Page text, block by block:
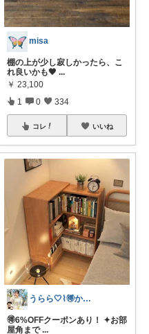
misa
棚の上が少し寂しかったら、こ
れ良いかも🖤 ...
￥ 23,100
1 0 334
コレ いいね
うらら🤍⌇🉐かわいい暮らし
🉐6%OFFクーポンあり！ ✦お部
屋角まで ...